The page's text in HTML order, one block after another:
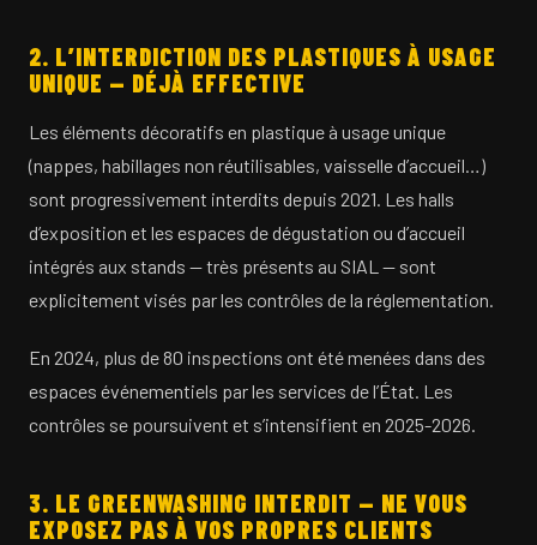
2. L’INTERDICTION DES PLASTIQUES À USAGE
UNIQUE — DÉJÀ EFFECTIVE
Les éléments décoratifs en plastique à usage unique
(nappes, habillages non réutilisables, vaisselle d’accueil…)
sont progressivement interdits depuis 2021. Les halls
d’exposition et les espaces de dégustation ou d’accueil
intégrés aux stands — très présents au SIAL — sont
explicitement visés par les contrôles de la réglementation.
En 2024, plus de 80 inspections ont été menées dans des
espaces événementiels par les services de l’État. Les
contrôles se poursuivent et s’intensifient en 2025-2026.
3. LE GREENWASHING INTERDIT — NE VOUS
EXPOSEZ PAS À VOS PROPRES CLIENTS